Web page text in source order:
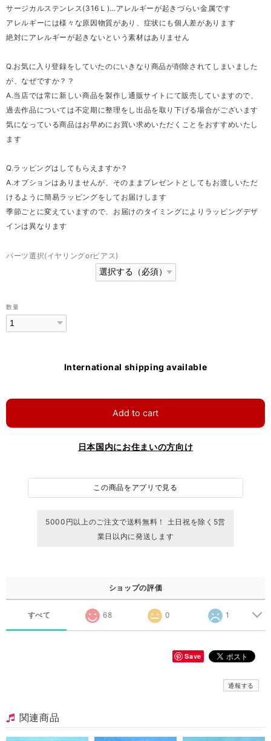
サージカルステンレス(316Ｌ)…アレルギーが起きづらい金属です
アレルギーには様々な原因物質があり、症状にも個人差があります
絶対にアレルギーが起きないという素材はありません
Q.お気に入り登録をしていたのにいきなり商品が削除されてしまいました
が、なぜですか？？
A.当店では常に新しい商品を製作し通販サイトにて販売していますので、
過去作品については不定期に整理をし出品を取り下げる場合がございます
気になっている商品はお早めにお買い求めいただくことをおすすめいたし
ます
Q.ラッピングはしてもらえますか？
A.オプションはありませんが、そのままプレゼントとしてもお渡しいただ
けるように簡易ラッピングをしてお届けします
季節ごとに変えていますので、お届けのタイミングによりラッピングデザ
インは異なります
パーツ選択(イヤリングorピアス)
数量
International shipping available
Add to cart
日本国内にお住まいの方向け
この商品をアプリで見る
5000円以上のご注文で送料無料！ 土日祝を除く5営
業日以内に発送します
ショップの評価
すべて 68 0 1
Save
通報する
関連商品